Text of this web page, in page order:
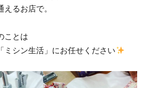
るお店で。
ことは
ミシン生活」にお任せください